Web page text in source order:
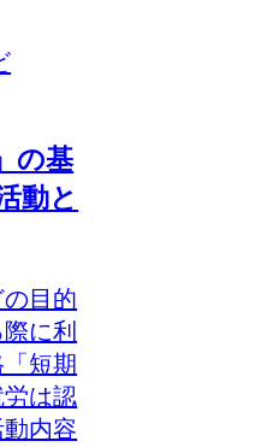
の基
動と
目的
に利
短期
は認
内容